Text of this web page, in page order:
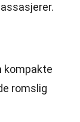
kompakte
romslig